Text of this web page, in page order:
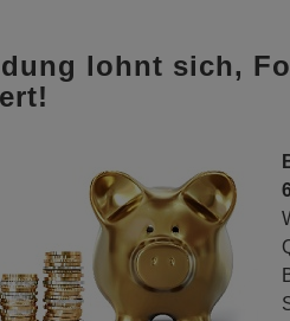
lohnt sich,